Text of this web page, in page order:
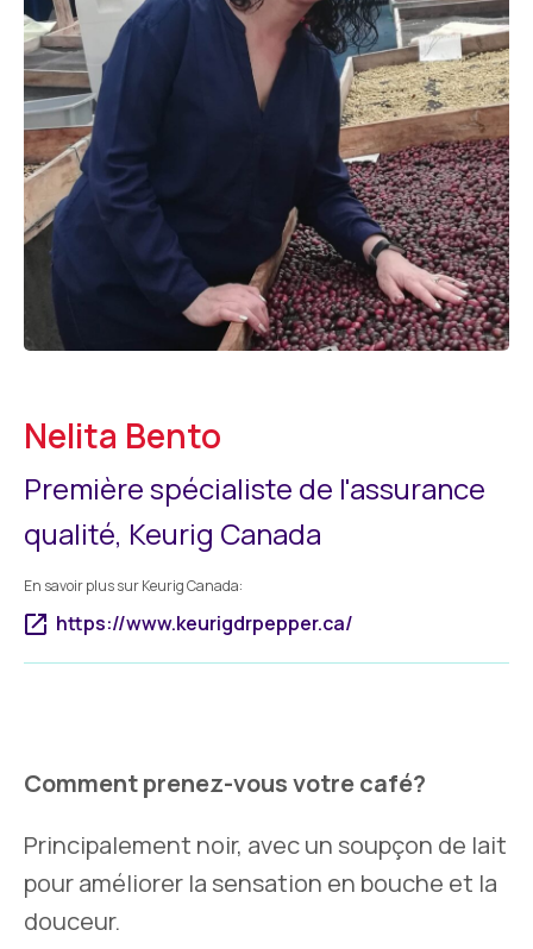
Nelita Bento
Première spécialiste de l'assurance
qualité, Keurig Canada
En savoir plus surKeurig Canada:
https://www.keurigdrpepper.ca/
Comment prenez-vous votre café?
Principalement noir, avec un soupçon de lait
pour améliorer la sensation en bouche et la
douceur.